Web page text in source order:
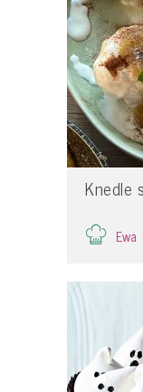
Knedle